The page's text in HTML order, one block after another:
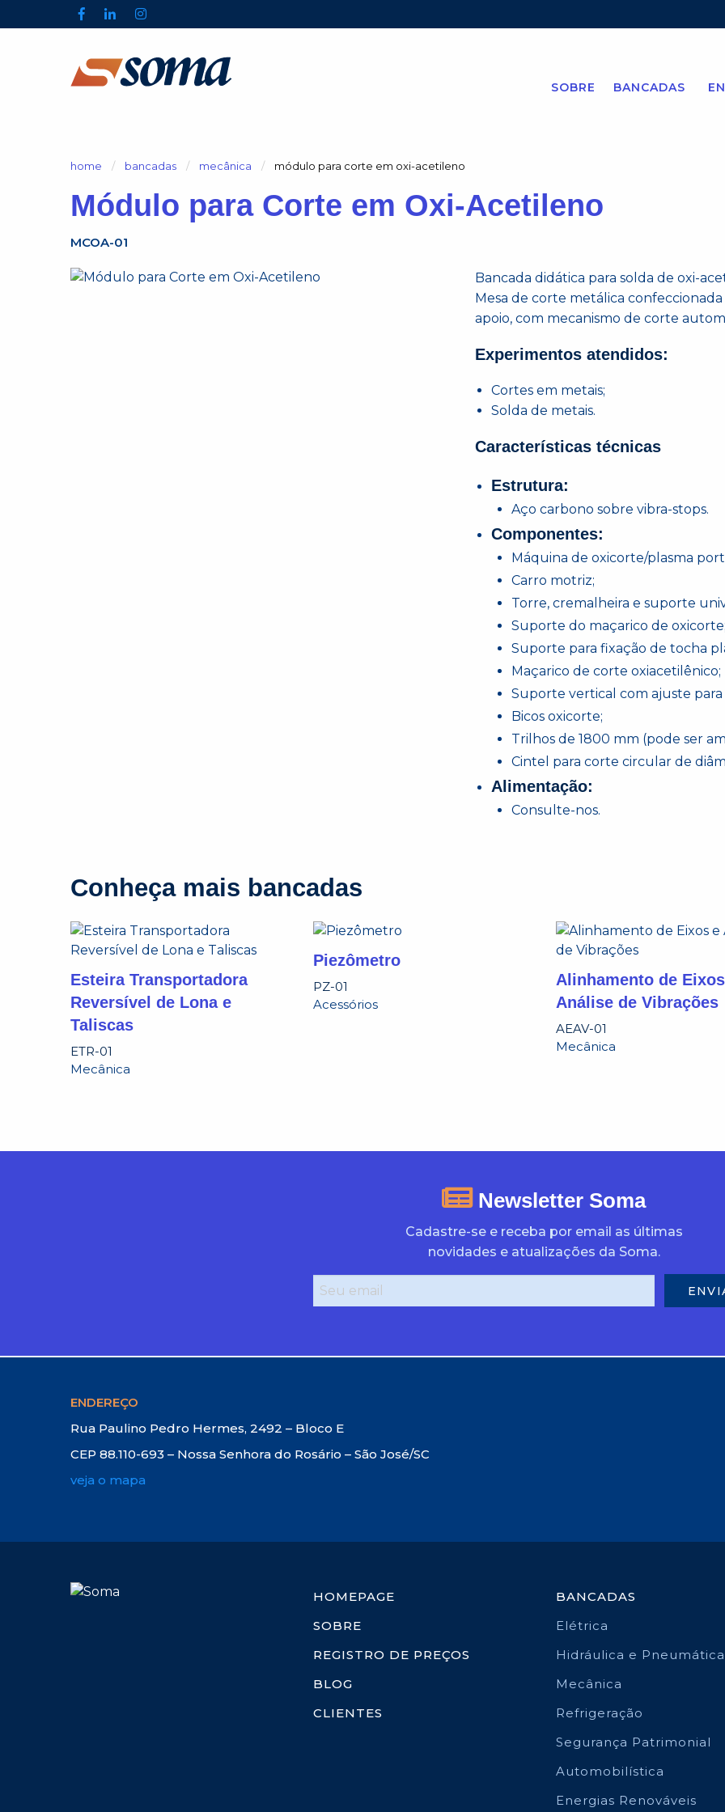
SOBRE BANCADAS
home bancadas mecânica atual:
módulo para corte em oxi-acetileno
Módulo para Corte em Oxi-Acetileno
MCOA-01
Bancada didática para solda de oxi-
Mesa de corte metálica
apoio, com mecanismo de corte
Experimentos atendidos:
Cortes em metais;
Solda de metais.
Características técnicas
Estrutura:
Aço carbono sobre vibra-stops.
Componentes:
Máquina de oxicorte/plasma
Carro motriz;
Torre, cremalheira e suporte
Suporte do maçarico de oxicorte;
Suporte para fixação de tocha
Maçarico de corte oxiacetilênico;
Suporte vertical com ajuste para
Bicos oxicorte;
Trilhos de 1800 mm (pode ser
Cintel para corte circular de
Alimentação:
Consulte-nos.
Conheça mais bancadas
Esteira Transportadora
Reversível de Lona e
Taliscas
ETR-01
Mecânica
Piezômetro
PZ-01
Acessórios
Alinhamento de
Análise de Vibrações
AEAV-01
Mecânica
Newsletter Soma
Cadastre-se e receba por email as últimas
novidades e atualizações da Soma.
ENDEREÇO
Rua Paulino Pedro Hermes, 2492 – Bloco E
CEP 88.110-693 – Nossa Senhora do Rosário – São José/SC
veja o mapa
HOMEPAGE
SOBRE
REGISTRO DE PREÇOS
BLOG
CLIENTES
BANCADAS
Elétrica
Hidráulica e Pneumática
Mecânica
Refrigeração
Segurança Patrimonial
Automobilística
Energias Renováveis